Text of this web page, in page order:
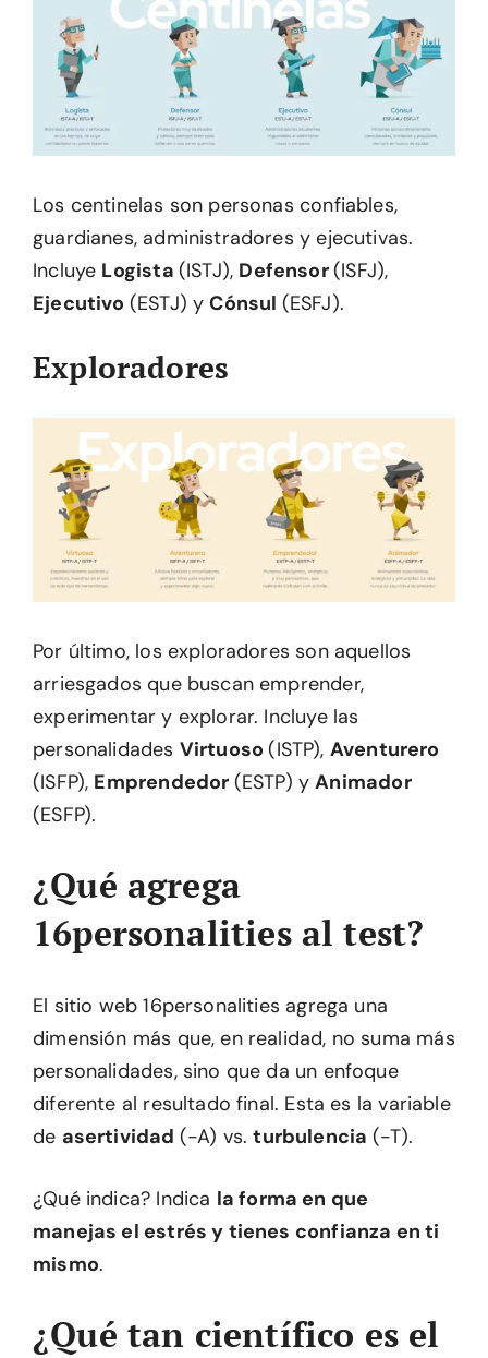
Los centinelas son personas confiables,
guardianes, administradores y ejecutivas.
Incluye Logista (ISTJ), Defensor(ISFJ),
Ejecutivo (ESTJ) yCónsul (ESFJ).
Exploradores
Por último, los exploradores son aquellos
arriesgados que buscan emprender,
experimentar y explorar. Incluye las
personalidades Virtuoso(ISTP), Aventurero
(ISFP), Emprendedor (ESTP) yAnimador
(ESFP).
¿Qué agrega
16personalities al test?
El sitio web 16personalities agrega una
dimensión más que, en realidad, no suma más
personalidades, sino que da un enfoque
diferente al resultado final. Esta es la variable
de asertividad (-A) vs.turbulencia (-T).
¿Qué indica? Indica la forma en que
manejas el estrés y tienes confianza en ti
mismo.
¿Qué tan científico es el